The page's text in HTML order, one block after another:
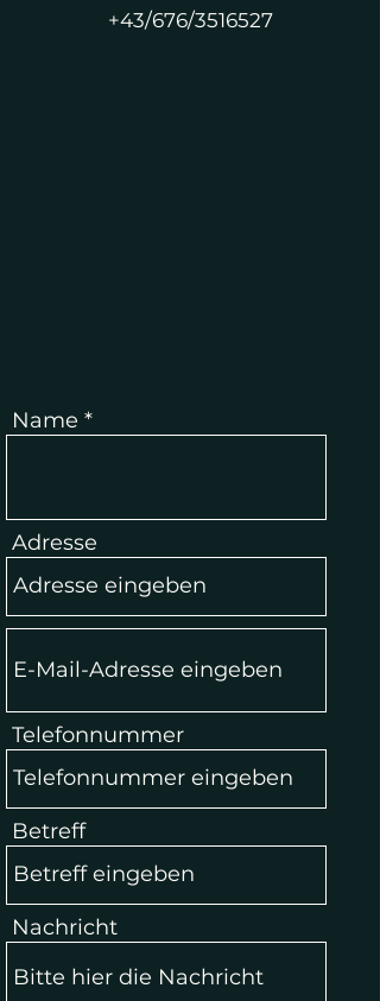
+43/676/3516527
Name
Adresse
Telefonnummer
Betreff
Nachricht